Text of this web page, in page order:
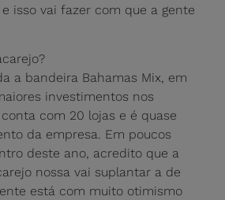
isso vai fazer com que a gente
a bandeira Bahamas Mix, em
investimentos nos
com 20 lojas e é quase
da empresa. Em poucos
deste ano, acredito que a
nossa vai suplantar a de
está com muito otimismo